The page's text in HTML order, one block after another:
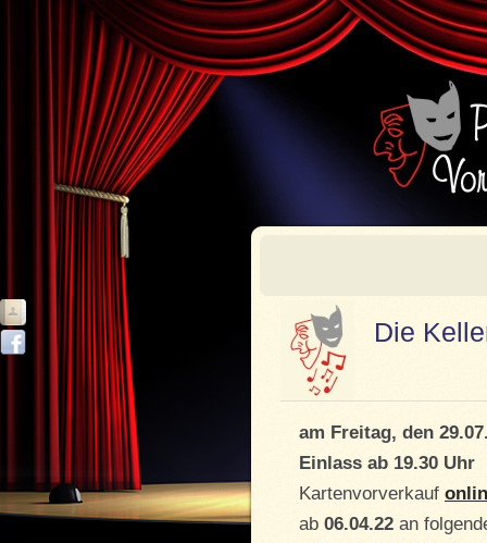
Die
am Freitag, den
Einlass ab 19.30 Uhr
Kartenvorverkauf
ab 06.04.22 an